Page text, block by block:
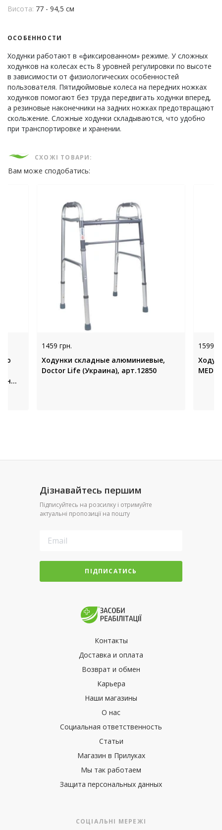
Висота: 77 - 94,5 см
ОСОБЕННОСТИ
Ходунки работают в «фиксированном» режиме. У сложных
ходунков на колесах есть 8 уровней регулировки по высоте
в зависимости от физиологических особенностей
пользователя. Пятидюймовые колеса на передних ножках
ходунков помогают без труда передвигать ходунки вперед,
а резиновые наконечники на задних ножках предотвращают
скольжение. Сложные ходунки складываются, что удобно
при транспортировке и хранении.
СХОЖІ ТОВАРИ:
Вам може сподобатись:
1459 грн.
Ходунки складные алюминиевые,
Doctor Life (Украина), арт.12850
1599
MED-
Дізнавайтесь першим
Підписуйтесь на розсилку і отримуйте
актуальні пропозиції на пошту
ПІДПИСАТИСЬ
Контакты
Доставка и оплата
Возврат и обмен
Карьера
Наши магазины
О нас
Социальная ответственность
Статьи
Магазин в Прилуках
Мы так работаем
Защита персональных данных
СОЦІАЛЬНІ МЕРЕЖІ